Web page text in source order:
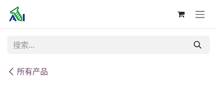
跳至内容
所有产品